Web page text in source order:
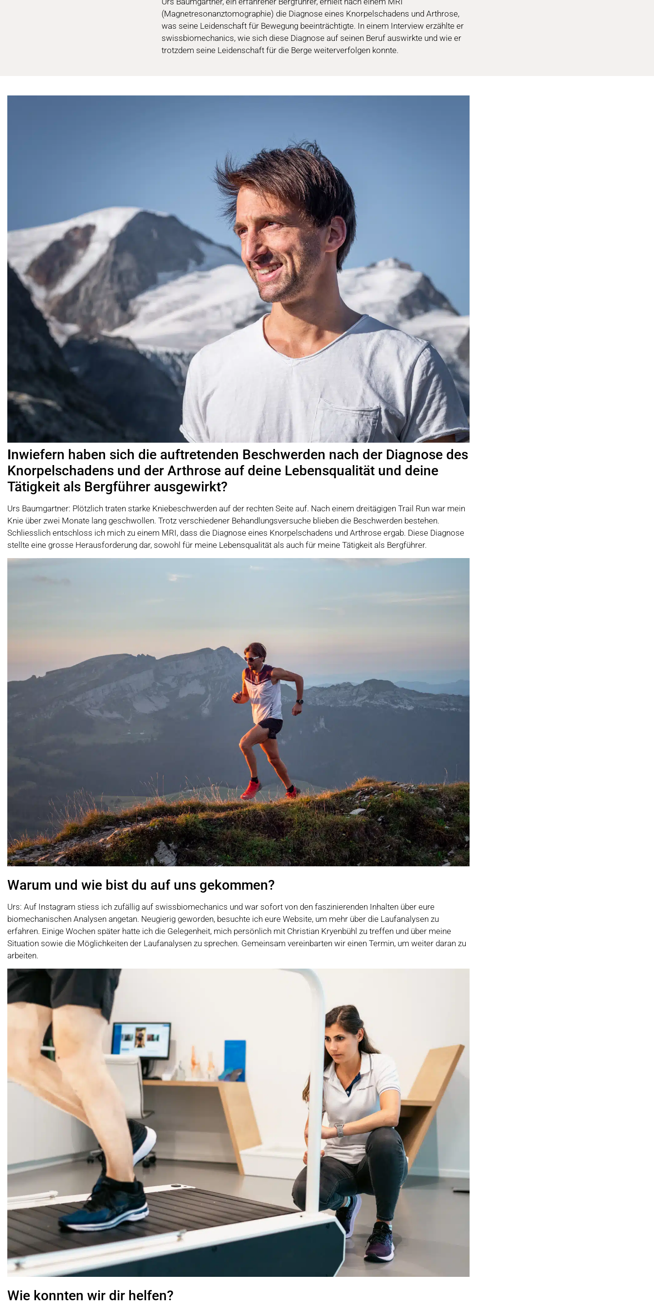
(Magnetresonanztomographie) die Diagnose eines Knorpelschadens und Arthrose,
was seine Leidenschaft für Bewegung beeinträchtigte. In einem Interview erzählte er
swissbiomechanics, wie sich diese Diagnose auf seinen Beruf auswirkte und wie er
trotzdem seine Leidenschaft für die Berge weiterverfolgen konnte.
Inwiefern haben sich die auftretenden Beschwerden nach der Diagnose des
Knorpelschadens und der Arthrose auf deine Lebensqualität und deine
Tätigkeit als Bergführer ausgewirkt?
Urs Baumgartner: Plötzlich traten starke Kniebeschwerden auf der rechten Seite auf. Nach einem dreitägigen Trail Run war mein
Knie über zwei Monate lang geschwollen. Trotz verschiedener Behandlungsversuche blieben die Beschwerden bestehen.
Schliesslich entschloss ich mich zu einem MRI, dass die Diagnose eines Knorpelschadens und Arthrose ergab. Diese Diagnose
stellte eine grosse Herausforderung dar, sowohl für meine Lebensqualität als auch für meine Tätigkeit als Bergführer.
Warum und wie bist du auf uns gekommen?
Urs: Auf Instagram stiess ich zufällig auf swissbiomechanics und war sofort von den faszinierenden Inhalten über eure
biomechanischen Analysen angetan. Neugierig geworden, besuchte ich eure Website, um mehr über die Laufanalysen zu
erfahren. Einige Wochen später hatte ich die Gelegenheit, mich persönlich mit Christian Kryenbühl zu treffen und über meine
Situation sowie die Möglichkeiten der Laufanalysen zu sprechen. Gemeinsam vereinbarten wir einen Termin, um weiter daran zu
arbeiten.
Wie konnten wir dir helfen?